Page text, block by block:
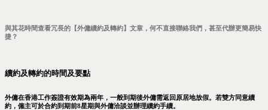
與其花時間查看冗長的【外傭續約及轉約】文章，何不直接聯絡我們，甚至代辦更簡易快
捷？
續約及轉約的時間及要點
外傭在香港工作簽證有效期為兩年，一般到期後外傭需返回原居地放假。若雙方同意續
約，僱主可於合約到期前8星期與外傭洽談並辦理續約手續。